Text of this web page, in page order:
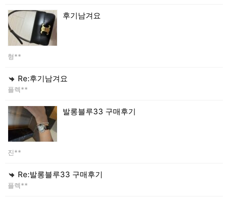
후기남겨요
형**
Re:후기남겨요
플렉**
발롱블루33 구매후기
진**
Re:발롱블루33 구매후기
플렉**